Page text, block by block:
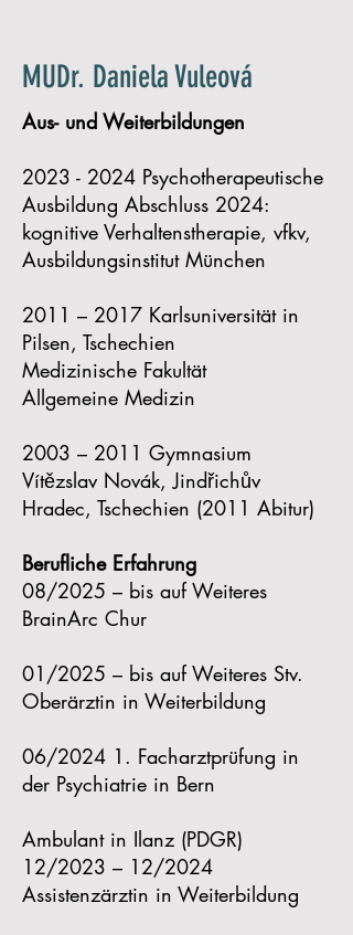
MUDr. Daniela Vuleová
Aus- und Weiterbildungen
2023 - 2024 Psychotherapeutische
Ausbildung Abschluss 2024:
kognitive Verhaltenstherapie, vfkv,
Ausbildungsinstitut München
2011 – 2017 Karlsuniversität in
Pilsen, Tschechien
Medizinische Fakultät
Allgemeine Medizin
2003 – 2011 Gymnasium
Vítězslav Novák, Jindřichův
Hradec, Tschechien (2011 Abitur)
Berufliche Erfahrung
08/2025 – bis auf Weiteres
BrainArc Chur
01/2025 – bis auf Weiteres Stv.
Oberärztin in Weiterbildung
06/2024 1. Facharztprüfung in
der Psychiatrie in Bern
Ambulant in Ilanz (PDGR)
12/2023 – 12/2024
Assistenzärztin in Weiterbildung